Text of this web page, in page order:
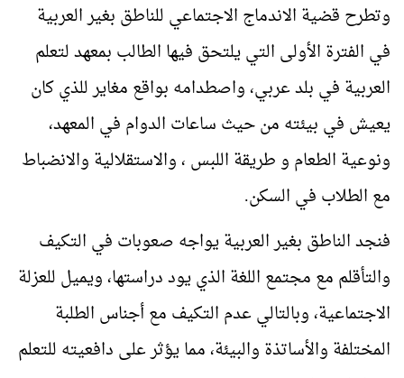
وتطرح قضية الاندماج الاجتماعي للناطق بغير العربية
في الفترة الأولى التي يلتحق فيها الطالب بمعهد لتعلم
العربية في بلد عربي، واصطدامه بواقع مغاير للذي كان
يعيش في بيئته من حيث ساعات الدوام في المعهد،
ونوعية الطعام و طريقة اللبس ، والاستقلالية والانضباط
مع الطلاب في السكن.
فنجد الناطق بغير العربية يواجه صعوبات في التكيف
والتأقلم مع مجتمع اللغة الذي يود دراستها، ويميل للعزلة
الاجتماعية، وبالتالي عدم التكيف مع أجناس الطلبة
المختلفة والأساتذة والبيئة، مما يؤثر على دافعيته للتعلم